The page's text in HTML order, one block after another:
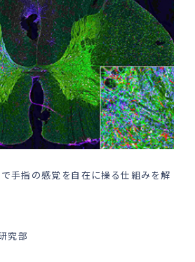
で手指の感覚を自在に操る仕組みを解
究部